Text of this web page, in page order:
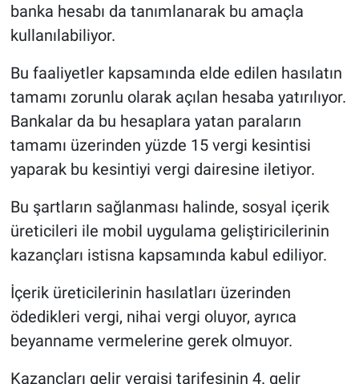
banka hesabı da tanımlanarak bu amaçla
kullanılabiliyor.
Bu faaliyetler kapsamında elde edilen hasılatın
tamamı zorunlu olarak açılan hesaba yatırılıyor.
Bankalar da bu hesaplara yatan paraların
tamamı üzerinden yüzde 15 vergi kesintisi
yaparak bu kesintiyi vergi dairesine iletiyor.
Bu şartların sağlanması halinde, sosyal içerik
üreticileri ile mobil uygulama geliştiricilerinin
kazançları istisna kapsamında kabul ediliyor.
İçerik üreticilerinin hasılatları üzerinden
ödedikleri vergi, nihai vergi oluyor, ayrıca
beyanname vermelerine gerek olmuyor.
Kazançları gelir vergisi tarifesinin 4. gelir